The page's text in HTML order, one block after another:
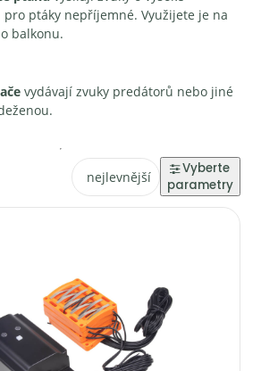
ptáky nepříjemné. Využijete je na
balkonu.
vydávají zvuky predátorů nebo jiné
nejlevnější nejdražší